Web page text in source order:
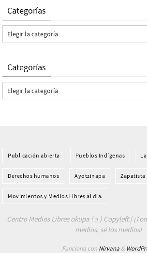
Categorías
Categorías
Categorías
Categorías
Publicación abierta Pueblos Indí­genas
Derechos humanos Ayotzinapa Zapatista
Movimientos y Medios Libres al día.
Centro Medios Libres okupa ( ɔ ) Copyleft |
medios, sé los medios!
Funciona con Nirvana&